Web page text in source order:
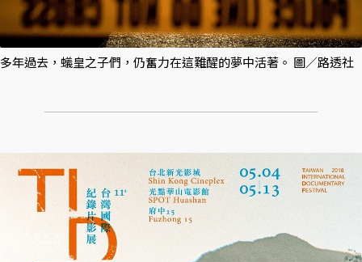
多年過去，蟻皇之子們，仍奮力在這難醒的夢中活著。 圖／路透社